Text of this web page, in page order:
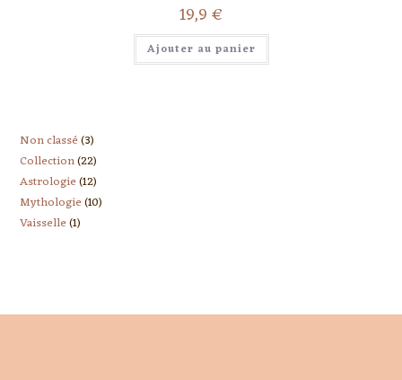
19,9€
Ajouter au panier
Non classé 3
Collection 22
Astrologie 12
Mythologie 10
Vaisselle 1